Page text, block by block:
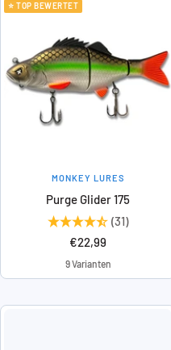
⭐ TOP BEWERTET
MONKEY LURES
Purge Glider 175
(31)
Angebotspreis
€22,99
9 Varianten